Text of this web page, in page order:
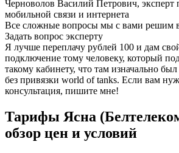
Черноволов Василий Петрович, эксперт
мобильной связи и интернета
Все сложные вопросы мы с вами решим
Задать вопрос эксперту
Я лучше переплачу рублей 100 и дам
подключение тому человеку, который
такому кабинету, что там изначально
без привязки world of tanks. Если вам
консультация, пишите мне!
Тарифы Ясна
обзор цен и условий